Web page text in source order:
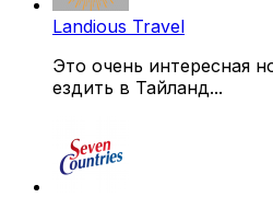
Landious Travel
Это очень интересная
ездить в Тайланд...